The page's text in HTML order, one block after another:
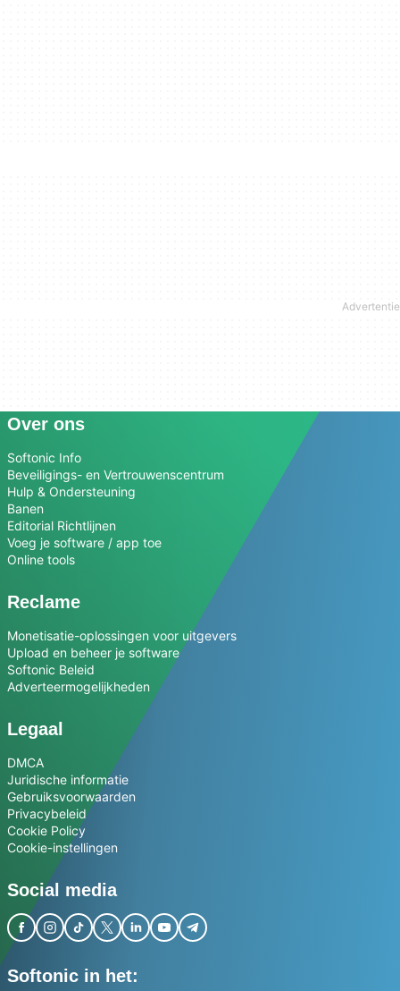
Over ons
Softonic Info
Beveiligings- en Vertrouwenscentrum
Hulp & Ondersteuning
Banen
Editorial Richtlijnen
Voeg je software / app toe
Online tools
Reclame
Monetisatie-oplossingen voor uitgevers
Upload en beheer je software
Softonic Beleid
Adverteermogelijkheden
Legaal
DMCA
Juridische informatie
Gebruiksvoorwaarden
Privacybeleid
Cookie Policy
Cookie-instellingen
Social media
Softonic in het: